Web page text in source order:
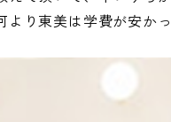
り東美は学費が安